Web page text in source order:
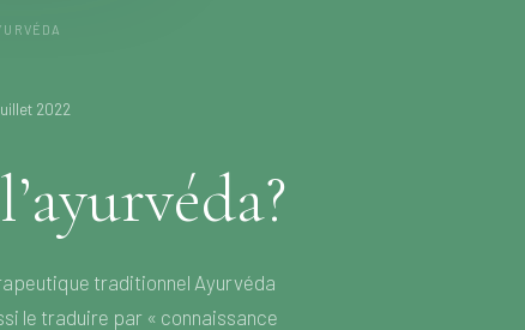
2022
traditionnel Ayurvéda
le traduire par « connaissance